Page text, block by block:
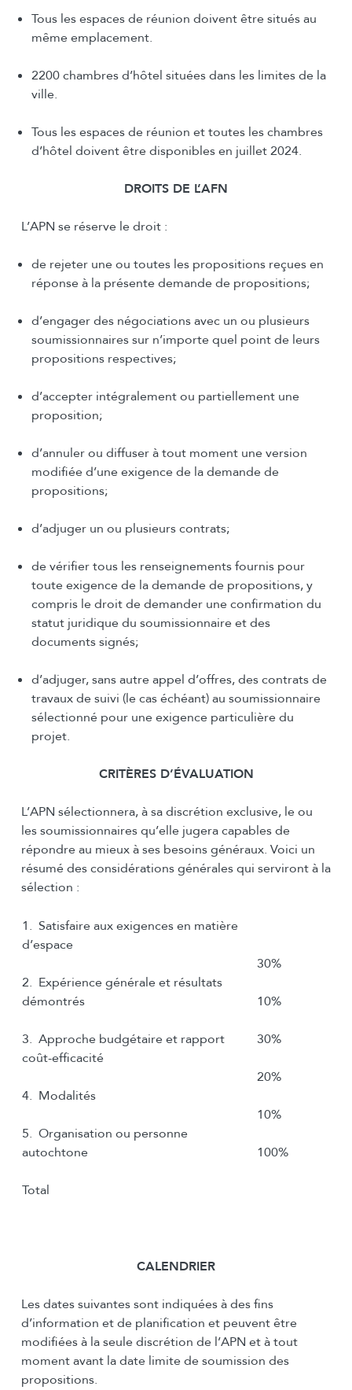
Tous les espaces de réunion doivent être situés au
même emplacement.
2200 chambres d’hôtel situées dans les limites de la
ville.
Tous les espaces de réunion et toutes les chambres
d’hôtel doivent être disponibles en juillet 2024.
DROITS DE L’AFN
L’APN se réserve le droit :
de rejeter une ou toutes les propositions reçues en
réponse à la présente demande de propositions;
d’engager des négociations avec un ou plusieurs
soumissionnaires sur n’importe quel point de leurs
propositions respectives;
d’accepter intégralement ou partiellement une
proposition;
d’annuler ou diffuser à tout moment une version
modifiée d’une exigence de la demande de
propositions;
d’adjuger un ou plusieurs contrats;
de vérifier tous les renseignements fournis pour
toute exigence de la demande de propositions, y
compris le droit de demander une confirmation du
statut juridique du soumissionnaire et des
documents signés;
d’adjuger, sans autre appel d’offres, des contrats de
travaux de suivi (le cas échéant) au soumissionnaire
sélectionné pour une exigence particulière du
projet.
CRITÈRES D’ÉVALUATION
L’APN sélectionnera, à sa discrétion exclusive, le ou
les soumissionnaires qu’elle jugera capables de
répondre au mieux à ses besoins généraux. Voici un
résumé des considérations générales qui serviront à la
sélection :
1. Satisfaire aux exigences en matière
d’espace
2. Expérience générale et résultats
démontrés
3. Approche budgétaire et rapport
coût-efficacité
4. Modalités
5. Organisation ou personne
autochtone
Total
30%
10%
30%
20%
10%
100%
CALENDRIER
Les dates suivantes sont indiquées à des fins
d’information et de planification et peuvent être
modifiées à la seule discrétion de l’APN et à tout
moment avant la date limite de soumission des
propositions.